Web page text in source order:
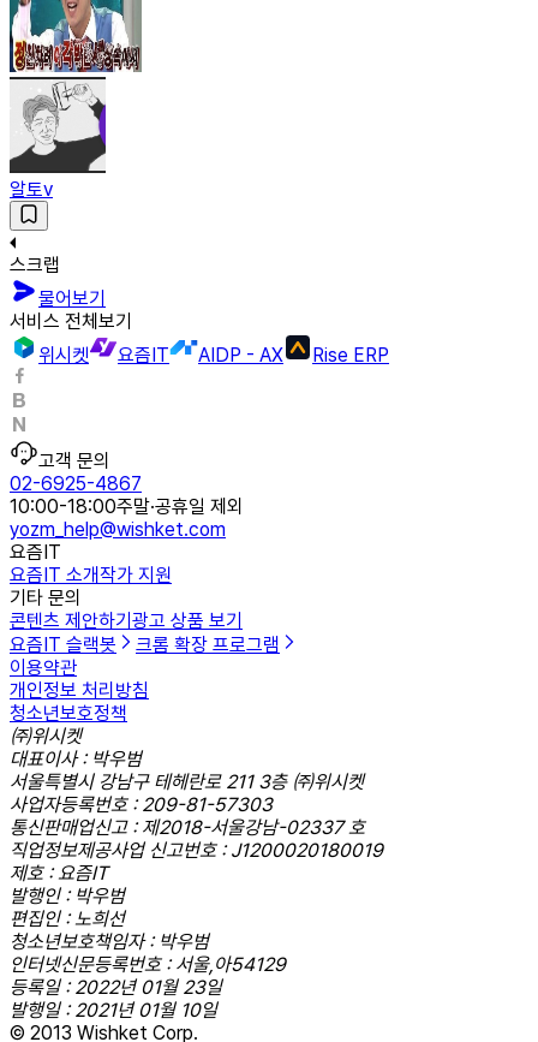
알토v
스크랩
물어보기
서비스 전체보기
위시켓
요즘IT AIDP - AX Rise ERP
고객 문의
02-6925-4867
10:00-18:00주말·공휴일 제외
yozm_help@wishket.com
요즘IT
요즘IT 소개작가 지원
기타 문의
콘텐츠 제안하기 광고 상품 보기
요즘IT 슬랙봇
크롬 확장 프로그램
이용약관
개인정보 처리방침
청소년보호정책
㈜위시켓
대표이사 : 박우범
서울특별시 강남구 테헤란로 211 3층 ㈜위시켓
사업자등록번호 : 209-81-57303
통신판매업신고 : 제2018-서울강남-02337 호
직업정보제공사업 신고번호 : J1200020180019
제호 : 요즘IT
발행인 : 박우범
편집인 : 노희선
청소년보호책임자 : 박우범
인터넷신문등록번호 : 서울,아54129
등록일 : 2022년 01월 23일
발행일 : 2021년 01월 10일
© 2013 Wishket Corp.